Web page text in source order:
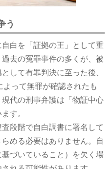
う
白を「証拠の王」として重
去の冤罪事件の多くが、被
して有罪判決に至った後、
って無罪が確認されたも
代の刑事弁護は「物証中心
す。
段階で自白調書に署名して
める必要はありません。自
づいていること）を欠く場